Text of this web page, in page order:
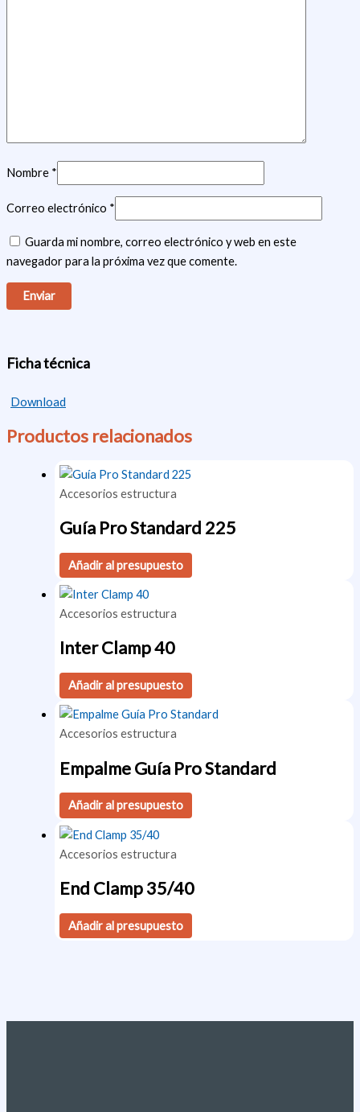
Nombre *
Correo electrónico *
Guarda mi nombre, correo electrónico y web en este
navegador para la próxima vez que comente.
Ficha técnica
Download
Productos relacionados
Accesorios estructura
Guía Pro Standard 225
Añadir al presupuesto
Accesorios estructura
Inter Clamp 40
Añadir al presupuesto
Accesorios estructura
Empalme Guía Pro Standard
Añadir al presupuesto
Accesorios estructura
End Clamp 35/40
Añadir al presupuesto